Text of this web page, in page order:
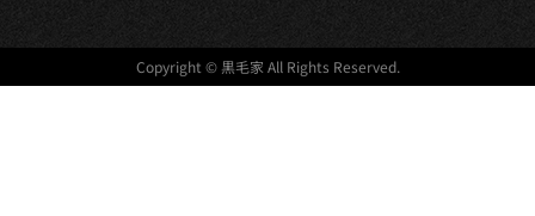
Copyright © 黒毛家 All Rights Reserved.